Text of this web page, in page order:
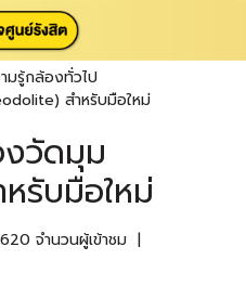
มรู้กล้องทั่วไป
สำหรับมือใหม่
งวัดมุม
รับมือใหม่
620 จำนวนผู้เข้าชม |